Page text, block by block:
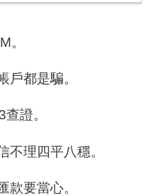
。
戶都是騙。
證。
不理四平八穩。
款要當心。